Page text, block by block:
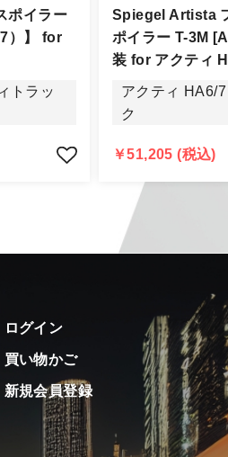
けできません。
ご協力をお願いします。
せて頂きます。
とを予めご了承下さい。
ポイラー
7）】 for
トラッ
Spiegel Artista
ポイラー T-3M
装 for アクティ
アクティ HA6/
ク
￥51,205 (税込)
ログイン
買い物かご
新規会員登録